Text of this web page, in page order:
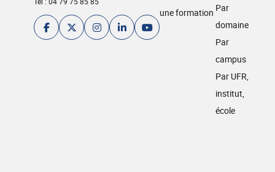
une formation Par
domaine
Par
campus
Par UFR,
institut,
école